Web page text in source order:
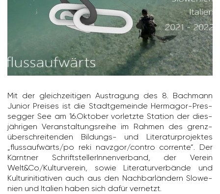
Mit der gleich­zei­tigen Austra­gung des 8. Bach­mann
Junior Preises ist die Stadt­ge­meinde Hermagor-Pres­
segger See am 16.Oktober vorletzte Station der dies­
jäh­rigen Veran­stal­tungs­reihe im Rahmen des grenz­
über­schrei­tenden Bildungs- und Lite­ra­tur­pro­jektes
„fluss­auf­wärts/​po reki navzgor/​contro corrente“. Der
Kärntner Schrift­stel­le­rIn­nen­ver­band, der Verein
Welt&Co/​Kultur­verein, sowie Lite­ra­tur­ver­bände und
Kultur­in­itia­tiven auch aus den Nach­bar­län­dern Slowe­
nien und Italien haben sich dafür vernetzt.